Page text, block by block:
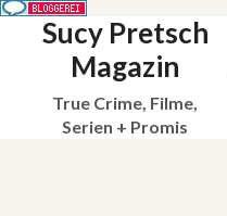
Sucy Pretsch
Magazin
True Crime, Filme,
Serien + Promis